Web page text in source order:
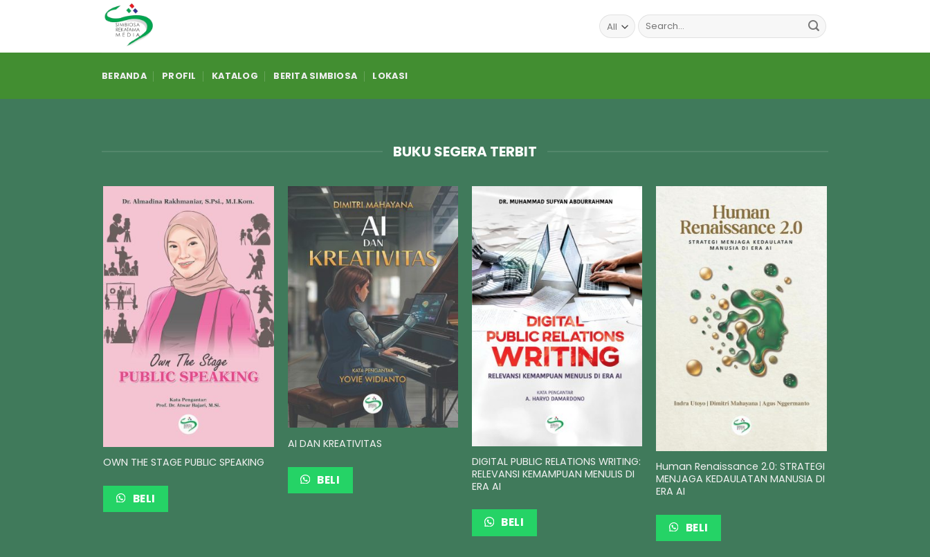
Search
for:
BERANDA PROFIL KATALOG BERITA SIMBIOSA LOKASI
BUKU SEGERA TERBIT
OWN THE STAGE PUBLIC SPEAKING
BELI
AI DAN KREATIVITAS
BELI
DIGITAL PUBLIC RELATIONS WRITING:
RELEVANSI KEMAMPUAN MENULIS DI
ERA AI
BELI
Human Renaissance 2.0: STRATEGI
MENJAGA KEDAULATAN MANUSIA DI
ERA AI
BELI